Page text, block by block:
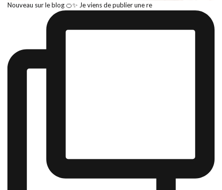
Nouveau sur le blog 🍊✨ Je viens de publier une re